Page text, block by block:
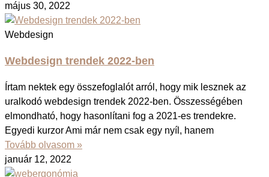
május 30, 2022
Webdesign
Webdesign trendek 2022-ben
Írtam nektek egy összefoglalót arról, hogy mik lesznek az
uralkodó webdesign trendek 2022-ben. Összességében
elmondható, hogy hasonlítani fog a 2021-es trendekre.
Egyedi kurzor Ami már nem csak egy nyíl, hanem
Tovább olvasom »
január 12, 2022